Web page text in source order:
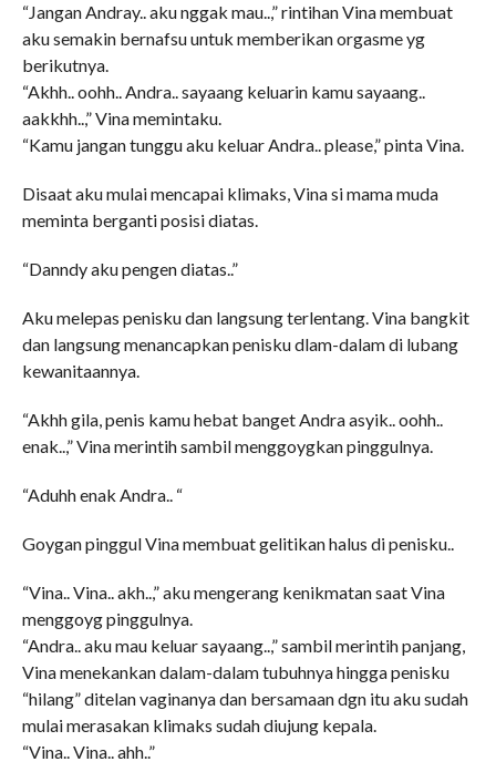
“Jangan Andray.. aku nggak mau..,” rintihan Vina membuat
aku semakin bernafsu untuk memberikan orgasme yg
berikutnya.
“Akhh.. oohh.. Andra.. sayaang keluarin kamu sayaang..
aakkhh..,” Vina memintaku.
“Kamu jangan tunggu aku keluar Andra.. please,” pinta Vina.
Disaat aku mulai mencapai klimaks, Vina si mama muda
meminta berganti posisi diatas.
“Danndy aku pengen diatas..”
Aku melepas penisku dan langsung terlentang. Vina bangkit
dan langsung menancapkan penisku dlam-dalam di lubang
kewanitaannya.
“Akhh gila, penis kamu hebat banget Andra asyik.. oohh..
enak..,” Vina merintih sambil menggoygkan pinggulnya.
“Aduhh enak Andra.. “
Goygan pinggul Vina membuat gelitikan halus di penisku..
“Vina.. Vina.. akh..,” aku mengerang kenikmatan saat Vina
menggoyg pinggulnya.
“Andra.. aku mau keluar sayaang..,” sambil merintih panjang,
Vina menekankan dalam-dalam tubuhnya hingga penisku
“hilang” ditelan vaginanya dan bersamaan dgn itu aku sudah
mulai merasakan klimaks sudah diujung kepala.
“Vina.. Vina.. ahh..”